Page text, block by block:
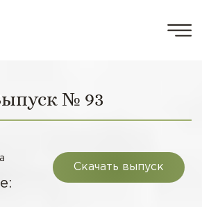
№ 93
Скачать выпуск